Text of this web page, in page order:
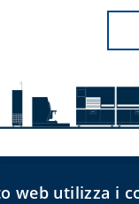
Bio-Optica Milano
web utilizza i